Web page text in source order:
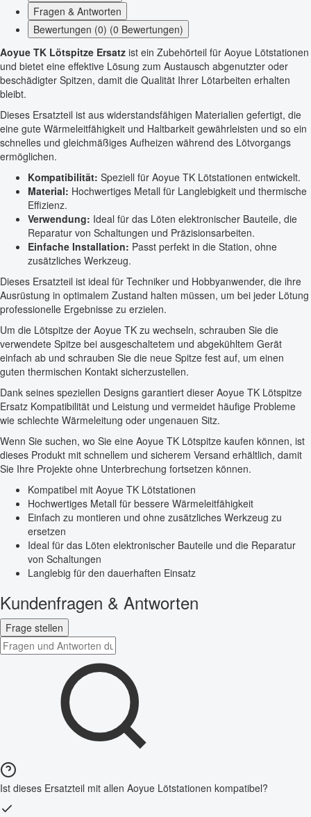
Fragen & Antworten
Bewertungen (0) (0 Bewertungen)
Aoyue TK Lötspitze Ersatz ist ein Zubehörteil für Aoyue Lötstationen
und bietet eine effektive Lösung zum Austausch abgenutzter oder
beschädigter Spitzen, damit die Qualität Ihrer Lötarbeiten erhalten
bleibt.
Dieses Ersatzteil ist aus widerstandsfähigen Materialien gefertigt, die
eine gute Wärmeleitfähigkeit und Haltbarkeit gewährleisten und so ein
schnelles und gleichmäßiges Aufheizen während des Lötvorgangs
ermöglichen.
Kompatibilität: Speziell für Aoyue TK Lötstationen entwickelt.
Material: Hochwertiges Metall für Langlebigkeit und thermische
Effizienz.
Verwendung: Ideal für das Löten elektronischer Bauteile, die
Reparatur von Schaltungen und Präzisionsarbeiten.
Einfache Installation: Passt perfekt in die Station, ohne
zusätzliches Werkzeug.
Dieses Ersatzteil ist ideal für Techniker und Hobbyanwender, die ihre
Ausrüstung in optimalem Zustand halten müssen, um bei jeder Lötung
professionelle Ergebnisse zu erzielen.
Um die Lötspitze der Aoyue TK zu wechseln, schrauben Sie die
verwendete Spitze bei ausgeschaltetem und abgekühltem Gerät
einfach ab und schrauben Sie die neue Spitze fest auf, um einen
guten thermischen Kontakt sicherzustellen.
Dank seines speziellen Designs garantiert dieser Aoyue TK Lötspitze
Ersatz Kompatibilität und Leistung und vermeidet häufige Probleme
wie schlechte Wärmeleitung oder ungenauen Sitz.
Wenn Sie suchen, wo Sie eine Aoyue TK Lötspitze kaufen können, ist
dieses Produkt mit schnellem und sicherem Versand erhältlich, damit
Sie Ihre Projekte ohne Unterbrechung fortsetzen können.
Kompatibel mit Aoyue TK Lötstationen
Hochwertiges Metall für bessere Wärmeleitfähigkeit
Einfach zu montieren und ohne zusätzliches Werkzeug zu
ersetzen
Ideal für das Löten elektronischer Bauteile und die Reparatur
von Schaltungen
Langlebig für den dauerhaften Einsatz
Kundenfragen & Antworten
Frage stellen
Ist dieses Ersatzteil mit allen Aoyue Lötstationen kompatibel?